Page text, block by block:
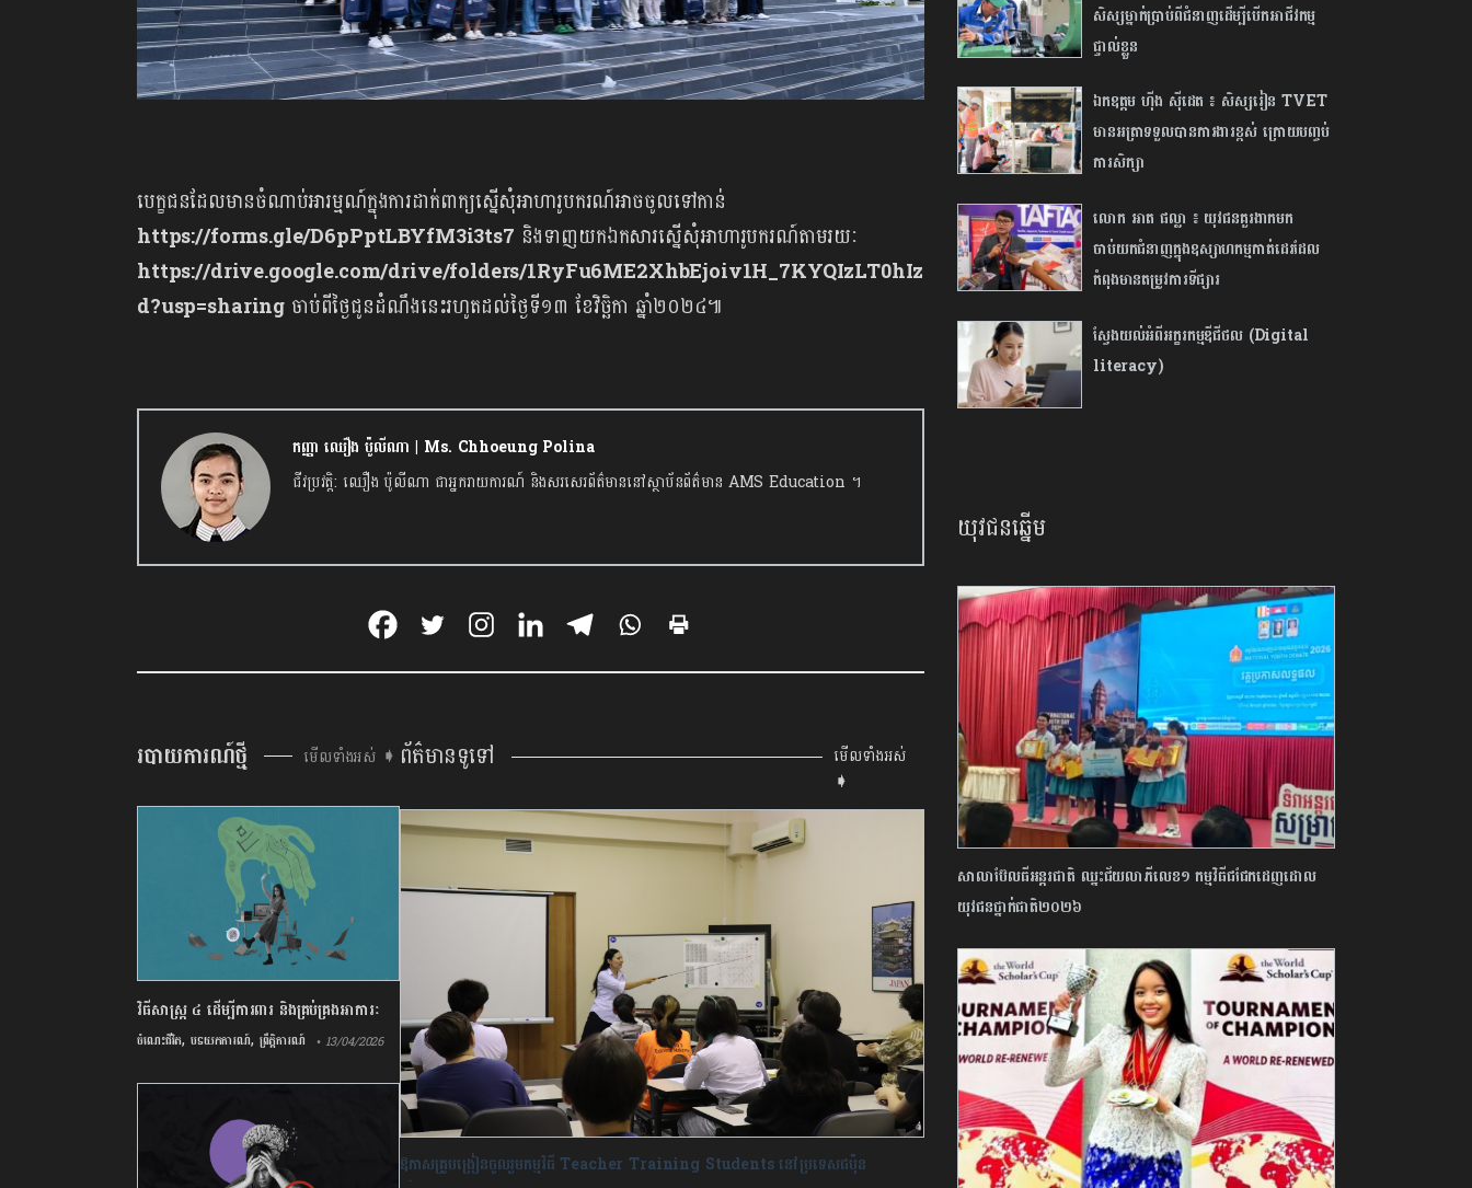
បេក្ខជនដែលមានចំណាប់អារម្មណ៍ក្នុងការដាក់ពាក្យស្នើសុំអាហារូបករណ៍អាចចូលទៅកាន់
https://forms.gle/D6pPptLBYfM3i3ts7 និងទាញយកឯកសារស្នើសុំអាហារូបករណ៍តាមរយៈ
https://drive.google.com/drive/folders/1RyFu6ME2XhbEjoiv1H_7KYQIzLT0hIz
d?usp=sharing ចាប់ពីថ្ងៃជូនដំណឹងនេះរហូតដល់ថ្ងៃទី១៣ ខែវិច្ឆិកា​ ឆ្នាំ២០២៤៕
កញ្ញា ឈឿង ប៉ូលីណា | Ms. Chhoeung Polina
ជីវប្រវត្តិ: ឈឿង ប៉ូលីណា ជាអ្នករាយការណ៍ និងសរសេរព័ត៌មាននៅស្ថាប័នព័ត៌មាន AMS Education ។
របាយការណ៍ថ្មី មើលទាំងអស់ ➧
វិធីសាស្រ្ត ៤ ​ដើម្បី​ការពារ និងគ្រប់គ្រង​អាការៈ
Burnout
ចំណេះជីវិត, បទយកការណ៍, ព្រឹត្តិការណ៍ • 13/04/2026
ព័ត៌មានទូទៅ
មើលទាំងអស់
➧
ឱកាស​គ្រូបង្រៀន​ចូលរួម​កម្មវិធី Teacher Training Students នៅប្រទេស​ជប៉ុន
សិស្សម្នាក់ប្រាប់ពីជំនាញដើម្បីបើកអាជីវកម្ម
ផ្ទាល់ខ្លួន
ឯកឧត្តម ហ៊ីង ស៊ីដេត ៖ សិស្សរៀន TVET
មានអត្រាទទួលបានការងារខ្ពស់ ក្រោយបញ្ចប់​
ការ​សិក្សា
លោក អាត ផល្លា ៖ យុវជនគួរងាកមក
ចាប់យកជំនាញក្នុងឧស្សាហកម្មកាត់ដេរដែល
កំពុងមានតម្រូវការទីផ្សារ
ស្វែងយល់អំពីអក្ខរកម្មឌីជីថល (Digital
literacy)
យុវជនឆ្នើម
សាលា​ប៊ែល​ធី​អន្តរជាតិ​ ​ឈ្នះ​ជ័យលាភី​លេខ​១​ ​កម្មវិធី​ជជែក​ដេញដោល​
យុវជន​ថ្នាក់​ជាតិ​២០២៦​